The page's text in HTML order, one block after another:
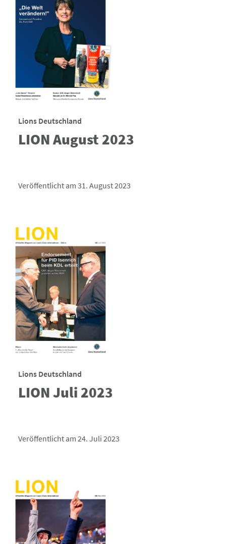
Lions Deutschland
LION August 2023
Veröffentlicht am 31. August 2023
Lions Deutschland
LION Juli 2023
Veröffentlicht am 24. Juli 2023